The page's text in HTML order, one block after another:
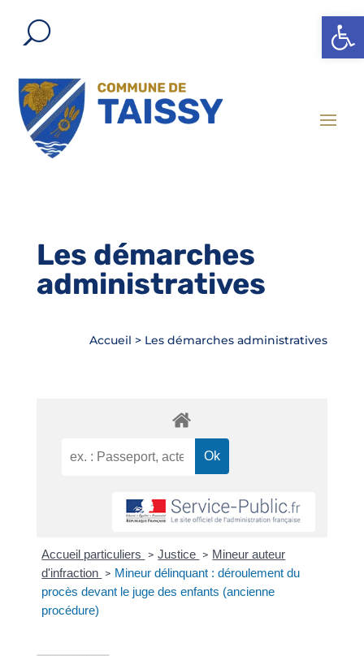
Ouvrir
Les démarches
administratives
Accueil > Les démarches administratives
Accueil particuliers > Justice > Mineur auteur
d'infraction > Mineur délinquant : déroulement du
procès devant le juge des enfants (ancienne
procédure)